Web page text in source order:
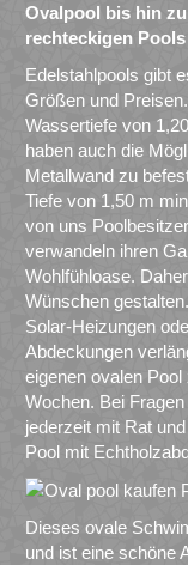
Ovalpool bis hin
rechteckigen
Edelstahlpools gibt
Größen und
Wassertiefe von
haben auch die
Metallwand zu
Tiefe von 1,50 m
von uns
verwandeln ihren
Wohlfühloase.
Wünschen
Solar-Heizungen
Abdeckungen
eigenen ovalen
Wochen. Bei
jederzeit mit Rat
Pool mit
Dieses ovale
und ist eine schöne